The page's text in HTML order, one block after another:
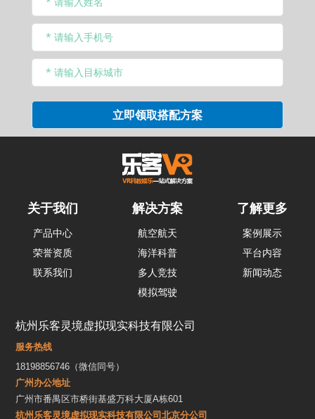
关于我们
产品中心
荣誉资质
联系我们
解决方案
航空航天
海洋科普
多人竞技
模拟驾驶
了解更多
案例展示
平台内容
新闻动态
杭州乐客灵境虚拟现实科技有限公司
服务热线
18198856746（微信同号）
广州办公地址
广州市番禺区市桥街基盛万科大厦A栋601
杭州乐客灵境虚拟现实科技有限公司北京分公司